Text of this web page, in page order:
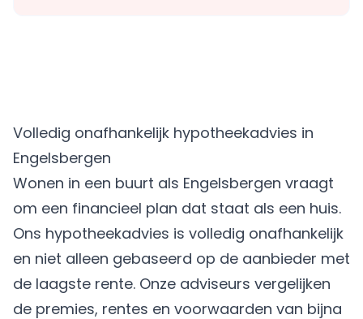
Volledig onafhankelijk hypotheekadvies in
Engelsbergen
Wonen in een buurt als Engelsbergen vraagt
om een financieel plan dat staat als een huis.
Ons hypotheekadvies is volledig onafhankelijk
en niet alleen gebaseerd op de aanbieder met
de laagste rente. Onze adviseurs vergelijken
de premies, rentes en voorwaarden van bijna